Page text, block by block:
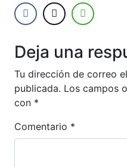
Deja una
Tu dirección de correo
publicada. Los campos
con *
Comentario *